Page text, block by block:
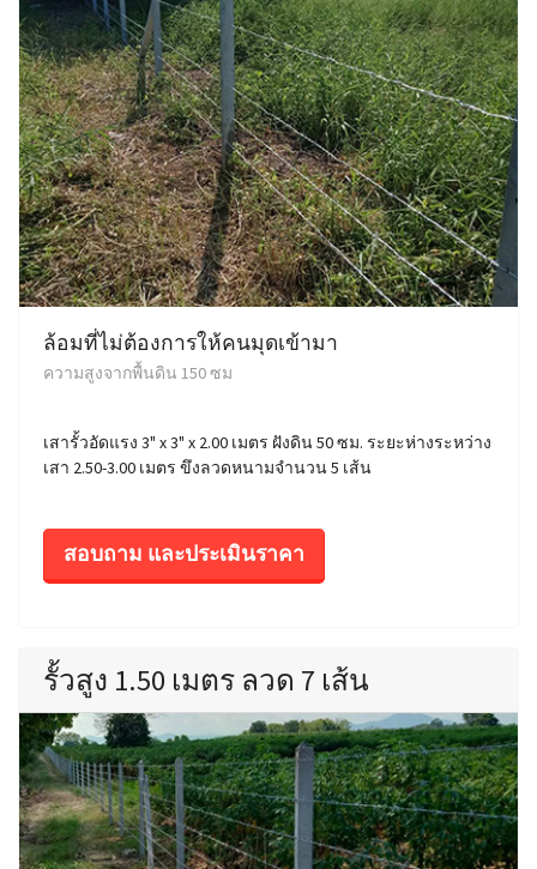
ล้อมที่ไม่ต้องการให้คนมุดเข้ามา
ความสูงจากพื้นดิน 150 ซม
เสารั้วอัดแรง 3" x 3" x 2.00 เมตร ฝังดิน 50 ซม. ระยะห่างระหว่าง
เสา 2.50-3.00 เมตร ขึงลวดหนามจำนวน 5 เส้น
สอบถาม และประเมินราคา
รั้วสูง 1.50 เมตร ลวด 7 เส้น